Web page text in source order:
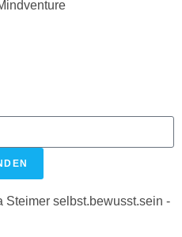
selbst.bewusst.sein -